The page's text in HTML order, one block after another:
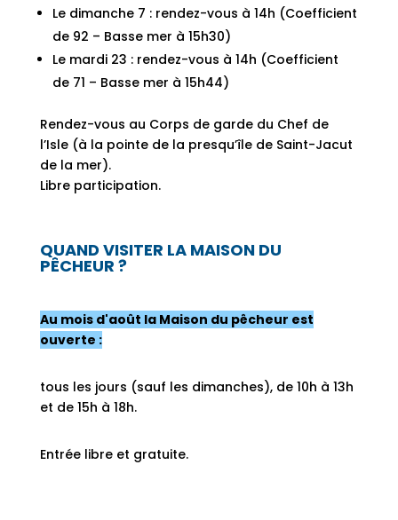
Le dimanche 7 : rendez-vous à 14h (Coefficient
de 92 – Basse mer à 15h30)
Le mardi 23 : rendez-vous à 14h (Coefficient
de 71 – Basse mer à 15h44)
Rendez-vous au Corps de garde du Chef de
l’Isle (à la pointe de la presqu’île de Saint-Jacut
de la mer).
Libre participation.
QUAND VISITER LA MAISON DU
PÊCHEUR ?
Au mois d'août la Maison du pêcheur est
ouverte :
tous les jours (sauf les dimanches), de 10h à 13h
et de 15h à 18h.
Entrée libre et gratuite.